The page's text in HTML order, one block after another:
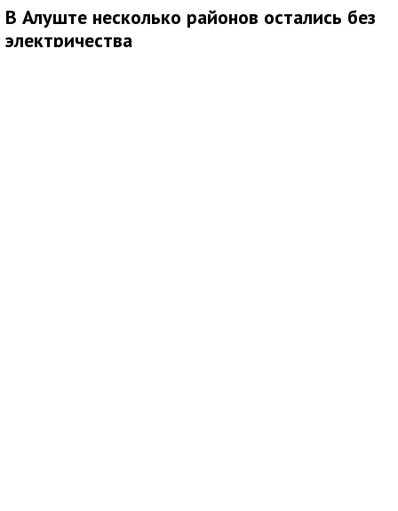
В Алуште несколько районов остались без
электричества